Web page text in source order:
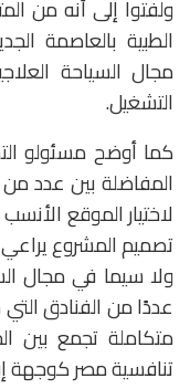
ولفتوا إلى أنه من
الطبية بالعاصمة
مجال السياحة
التشغيل.
كما أوضح مسئولو
المفاضلة بين عدد من
لاختيار الموقع
تصميم المشروع
ولا سيما في مجال
عددًا من الفنادق
متكاملة تجمع بين
تنافسية مصر كوجهة